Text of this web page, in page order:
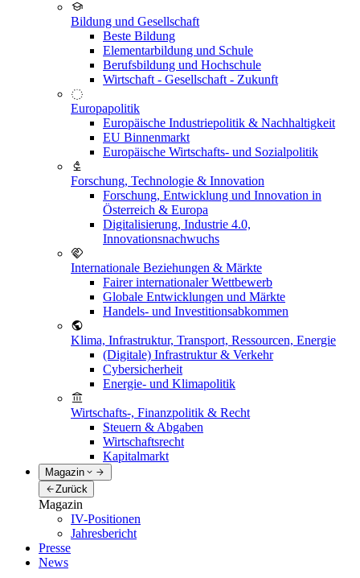
Bildung und Gesellschaft
Beste Bildung
Elementarbildung und Schule
Berufsbildung und Hochschule
Wirtschaft - Gesellschaft - Zukunft
Europapolitik
Europäische Industriepolitik & Nachhaltigkeit
EU Binnenmarkt
Europäische Wirtschafts- und Sozialpolitik
Forschung, Technologie & Innovation
Forschung, Entwicklung und Innovation in
Österreich & Europa
Digitalisierung, Industrie 4.0,
Innovationsnachwuchs
Internationale Beziehungen & Märkte
Fairer internationaler Wettbewerb
Globale Entwicklungen und Märkte
Handels- und Investitionsabkommen
Klima, Infrastruktur, Transport, Ressourcen, Energie
(Digitale) Infrastruktur & Verkehr
Cybersicherheit
Energie- und Klimapolitik
Wirtschafts-, Finanzpolitik & Recht
Steuern & Abgaben
Wirtschaftsrecht
Kapitalmarkt
Magazin
Zurück
Magazin
IV-Positionen
Jahresbericht
Presse
News